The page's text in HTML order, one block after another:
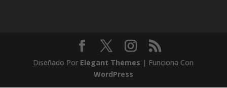
Diseñado Por Elegant Themes | Funciona Con
WordPress